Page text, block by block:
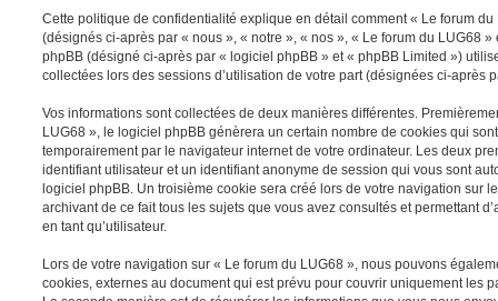
Cette politique de confidentialité explique en détail comment « Le forum
(désignés ci-après par « nous », « notre », « nos », « Le forum du LUG68
phpBB (désigné ci-après par « logiciel phpBB » et « phpBB Limited »)
collectées lors des sessions d’utilisation de votre part (désignées ci-après
Vos informations sont collectées de deux manières différentes.
LUG68 », le logiciel phpBB génèrera un certain nombre de cookies qui
temporairement par le navigateur internet de votre ordinateur. Les deux
identifiant utilisateur et un identifiant anonyme de session qui vous sont
logiciel phpBB. Un troisième cookie sera créé lors de votre navigation sur
archivant de ce fait tous les sujets que vous avez consultés et permettant
en tant qu’utilisateur.
Lors de votre navigation sur « Le forum du LUG68 », nous pouvons
cookies, externes au document qui est prévu pour couvrir uniquement les